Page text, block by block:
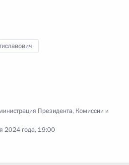
Президента, Комиссии и
2024 года, 19:00